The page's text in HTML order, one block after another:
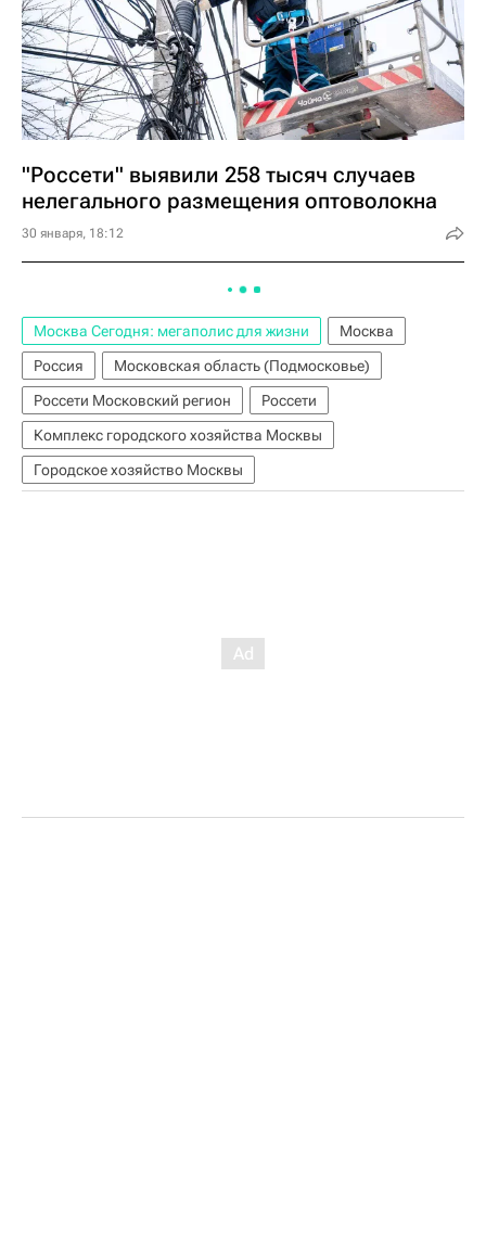
"Россети" выявили 258 тысяч случаев
нелегального размещения оптоволокна
30 января, 18:12
Москва Сегодня: мегаполис для жизни
Москва
Россия
Московская область (Подмосковье)
Россети Московский регион
Россети
Комплекс городского хозяйства Москвы
Городское хозяйство Москвы